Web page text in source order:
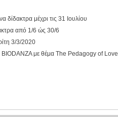
δίδακτρα μέχρι τις 31 Ιουλίου
από 1/6 ώς 30/6
3/3/2020
BIODANZA με θέμα The Pedagogy of Love